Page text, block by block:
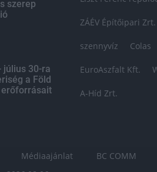
szerep
július 30-ra
a Föld
erőforrásait
ZÁÉV Építőipari Zrt.
szennyvíz Colas
EuroAszfalt Kft.
A-Híd Zrt.
Médiaajánlat BC COMM